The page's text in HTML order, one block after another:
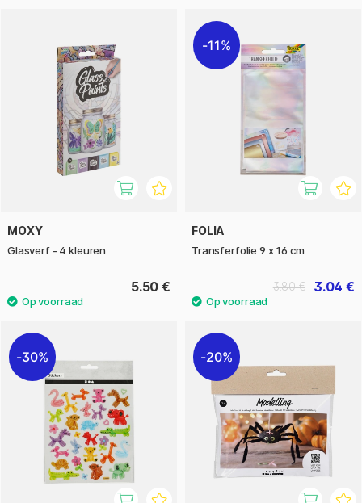
MOXY
Glasverf - 4 kleuren
5.50 €
11%
FOLIA
Transferfolie 9 x 16 cm
3.04 €
3.80 €
30% 20%